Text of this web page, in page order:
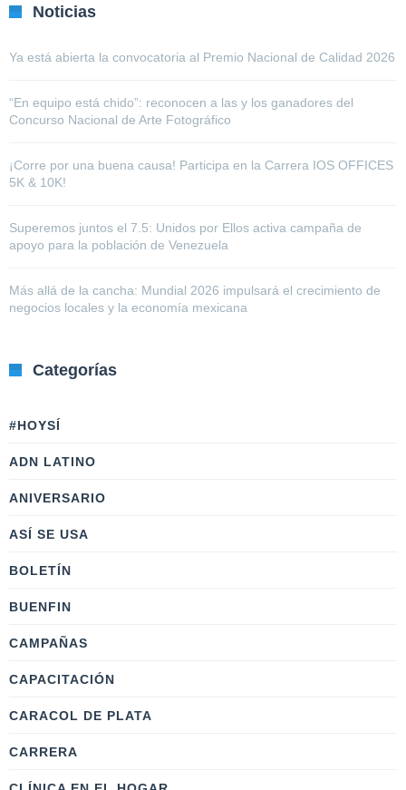
Noticias
Ya está abierta la convocatoria al Premio Nacional de Calidad 2026
“En equipo está chido”: reconocen a las y los ganadores del
Concurso Nacional de Arte Fotográfico
¡Corre por una buena causa! Participa en la Carrera IOS OFFICES
5K & 10K!
Superemos juntos el 7.5: Unidos por Ellos activa campaña de
apoyo para la población de Venezuela
Más allá de la cancha: Mundial 2026 impulsará el crecimiento de
negocios locales y la economía mexicana
Categorías
#HOYSÍ
ADN LATINO
ANIVERSARIO
ASÍ SE USA
BOLETÍN
BUENFIN
CAMPAÑAS
CAPACITACIÓN
CARACOL DE PLATA
CARRERA